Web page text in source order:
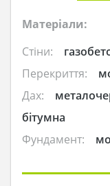
Матеріали:
Стіни:
Перекриття:
Дах:
бітумна
Фундамент: